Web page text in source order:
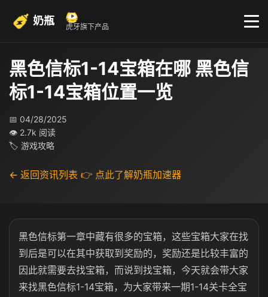
奶瓶 虎牙旗下产品
黑色信标1-14宝箱在哪 黑色信
标1-14宝箱位置一览
📅 04/28/2025
👁 2.7k 阅读
🏷 游戏攻略
← 返回资讯列表 👉 点此了解奶瓶加速器
黑色信标第一章中藏有很多的宝箱，这些宝箱大家在找
到后是可以在其中获取到奖励的，奖励还是比较丰富的
因此就需要去找宝箱，而说到找宝箱，今天就会带大家
来找黑色信标1-14宝箱，为大家带来一期1-14关卡全宝